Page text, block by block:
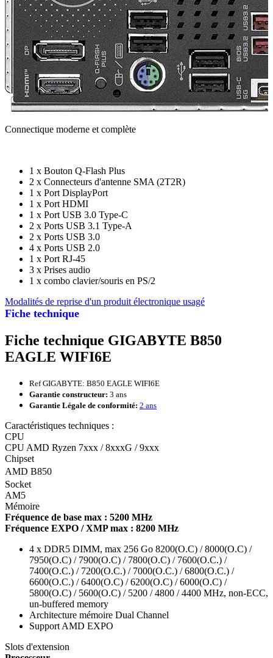
Fiche technique
Connectique moderne et complète
1 x Bouton Q-Flash Plus
2 x Connecteurs d'antenne SMA (2T2R)
1 x Port DisplayPort
1 x Port HDMI
1 x Port USB 3.0 Type-C
2 x Ports USB 3.1 Type-A
2 x Ports USB 3.0
4 x Ports USB 2.0
1 x Port RJ-45
3 x Prises audio
1 x combo clavier/souris en PS/2
Modalités de reprise d'un produit électronique usagé
Fiche technique GIGABYTE B850
EAGLE WIFI6E
Ref GIGABYTE: B850 EAGLE WIFI6E
Garantie constructeur: 3 ans
Garantie Légale de conformité: 2 ans
Caractéristiques techniques :
CPU
CPU AMD Ryzen 7xxx / 8xxxG / 9xxx
Chipset
AMD B850
Socket
AM5
Mémoire
Fréquence de base max : 5200 MHz
Fréquence EXPO / XMP max : 8200 MHz
4 x DDR5 DIMM, max 256 Go 8200(O.C) / 8000(O.C) /
7950(O.C) / 7900(O.C) / 7800(O.C) / 7600(O.C.) /
7400(O.C.) / 7200(O.C.) / 7000(O.C.) / 6800(O.C.) /
6600(O.C.) / 6400(O.C) / 6200(O.C) / 6000(O.C) /
5800(O.C) / 5600(O.C) / 5200 / 4800 / 4400 MHz, non-ECC,
un-buffered memory
Architecture mémoire Dual Channel
Support AMD EXPO
Slots d'extension